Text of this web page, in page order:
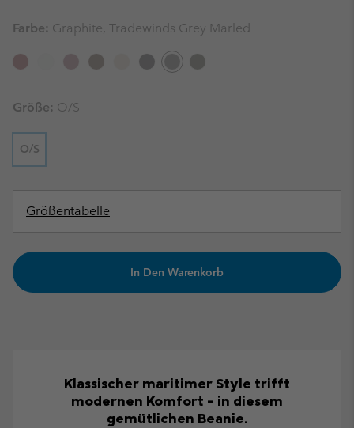
Farbe: Graphite, Tradewinds Grey Marled
Größe: O/S
O/S
Größentabelle
In Den Warenkorb
Klassischer maritimer Style trifft
modernen Komfort – in diesem
gemütlichen Beanie.